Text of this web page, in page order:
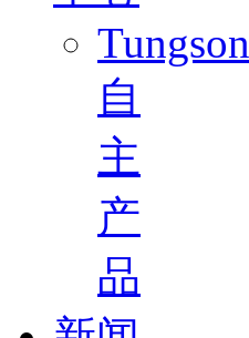
Tungson
自
主
产
品